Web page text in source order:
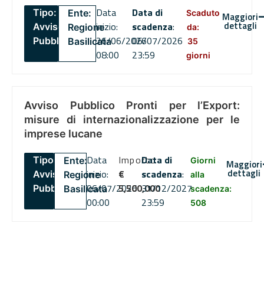
Tipo:
Avviso
Pubblico
Ente:
Regione
Basilicata
Data
inizio:
26/06/2026
08:00
Data di
scadenza:
06/07/2026
23:59
Scaduto
da:
35
giorni
Maggiori
dettagli
Avviso Pubblico Pronti per l’Export:
misure di internazionalizzazione per le
imprese lucane
Tipo:
Avviso
Pubblico
Ente:
Regione
Basilicata
Data
inizio:
06/07/2026
00:00
Importo
€
5,500,000
Data di
scadenza:
31/12/2027
23:59
Giorni
alla
scadenza:
508
Maggiori
dettagli